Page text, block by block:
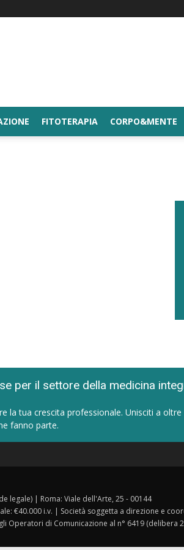
FITOTERAPIA CORPO&MENTE
per il settore della medicina
la tua crescita professionale. Unisciti a oltre
fanno parte.
legale) | Roma: Viale dell'Arte, 25 - 00144
€40.000 i.v. | Società soggetta a direzione e
Operatori di Comunicazione al n° 6419 (delibera